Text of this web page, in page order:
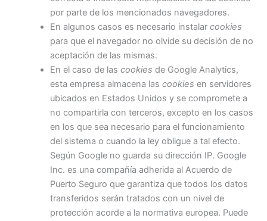
por parte de los mencionados navegadores.
En algunos casos es necesario instalar cookies
para que el navegador no olvide su decisión de no
aceptación de las mismas.
En el caso de las cookies de Google Analytics,
esta empresa almacena las cookies en servidores
ubicados en Estados Unidos y se compromete a
no compartirla con terceros, excepto en los casos
en los que sea necesario para el funcionamiento
del sistema o cuando la ley obligue a tal efecto.
Según Google no guarda su dirección IP. Google
Inc. es una compañía adherida al Acuerdo de
Puerto Seguro que garantiza que todos los datos
transferidos serán tratados con un nivel de
protección acorde a la normativa europea. Puede